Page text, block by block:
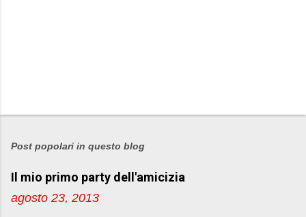
P
s
a
u
Post popolari in questo blog
Il mio primo party dell'amicizia
agosto 23, 2013